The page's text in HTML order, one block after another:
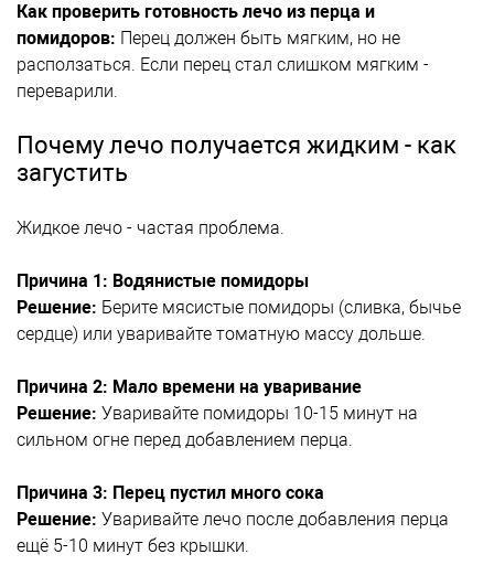
Как проверить готовность лечо из перца и
помидоров: Перец должен быть мягким, но не
расползаться. Если перец стал слишком мягким -
переварили.
Почему лечо получается жидким - как
загустить
Жидкое лечо - частая проблема.
Причина 1: Водянистые помидоры
Решение: Берите мясистые помидоры (сливка, бычье
сердце) или уваривайте томатную массу дольше.
Причина 2: Мало времени на уваривание
Решение: Уваривайте помидоры 10-15 минут на
сильном огне перед добавлением перца.
Причина 3: Перец пустил много сока
Решение: Уваривайте лечо после добавления перца
ещё 5-10 минут без крышки.